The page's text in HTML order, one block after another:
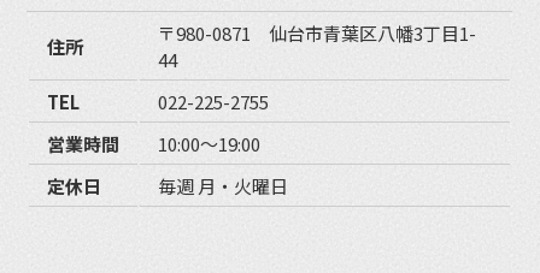
住所
〒980-0871 仙台市青葉区八幡3丁目1-
44
TEL
022-225-2755
営業時間
10:00〜19:00
定休日
毎週 月・火曜日